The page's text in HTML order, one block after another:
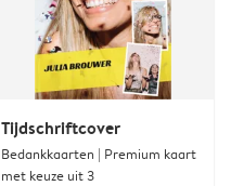
Tijdschriftcover
Bedankkaarten | Premium kaart
met keuze uit 3